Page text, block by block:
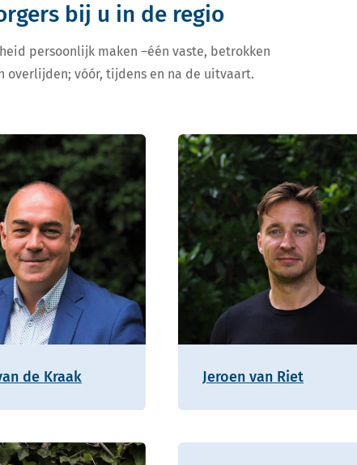
bij u in de regio
persoonlijk maken –één vaste, betrokken
overlijden; vóór, tijdens en na de uitvaart.
de Kraak Jeroen van Riet